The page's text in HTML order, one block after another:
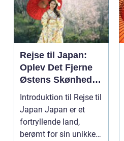
Rejse til Japan:
Oplev Det Fjerne
Østens Skønhed
og Kultur
Introduktion til Rejse til
Japan Japan er et
fortryllende land,
berømt for sin unikke